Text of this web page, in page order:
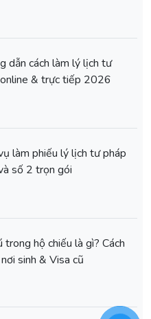
dẫn cách làm lý lịch tư
& trực tiếp 2026
làm phiếu lý lịch tư pháp
số 2 trọn gói
trong hộ chiếu là gì? Cách
sinh & Visa cũ